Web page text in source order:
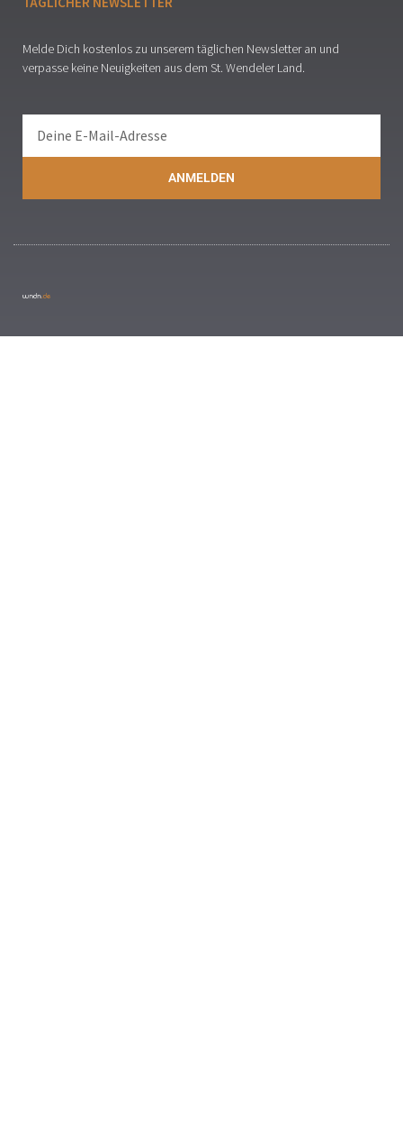
Melde Dich kostenlos zu unserem täglichen Newsletter an und
verpasse keine Neuigkeiten aus dem St. Wendeler Land.
ANMELDEN